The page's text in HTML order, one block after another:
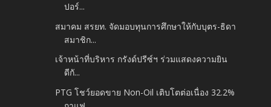
ปอร์...
สมาคม สรยท. จัดมอบทุนการศึกษาให้กับบุตร-ธิดา
สมาชิก...
เจ้าหน้าที่บริหาร กรังด์ปรีซ์ฯ ร่วมแสดงความยิน
ดีกั...
PTG โชว์ยอดขาย Non-Oil เติบโตต่อเนื่อง 32.2%